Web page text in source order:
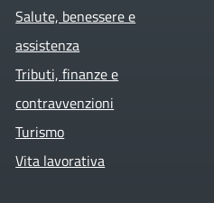
Salute, benessere e
assistenza
Tributi, finanze e
contravvenzioni
Turismo
Vita lavorativa